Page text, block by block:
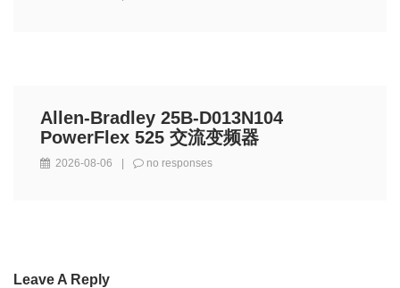
Allen-Bradley 25B-D013N104
PowerFlex 525 交流变频器
2026-08-06 no responses
Leave A Reply